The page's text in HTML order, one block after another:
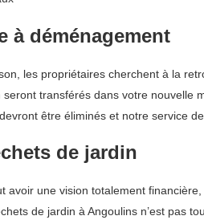
à déménagement
les propriétaires cherchent à la
transférés dans votre nouvelle
être éliminés et notre service
de jardin
avoir une vision totalement
de jardin à Angoulins n’est pas